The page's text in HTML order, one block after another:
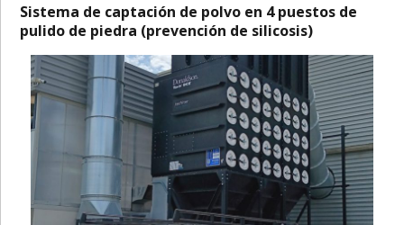
Sistema de captación de polvo en 4 puestos de
pulido de piedra (prevención de silicosis)